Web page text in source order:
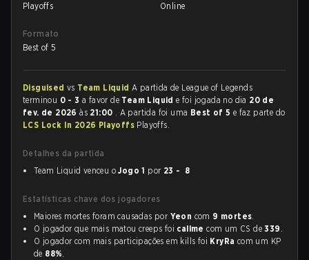
Playoffs
Online
Formato
Best of 5
Disguised vs Team LiquidA partida de League of Legends
terminou 0 - 3 a favor de Team Liquide foi jogada no dia 20 de
fev. de 2026às 21:00 . A partida foi uma Best of 5 e faz parte do
LCS Lock In 2026 Playoffs Playoffs.
Detalhes da partida
Team Liquid venceu oJogo 1 por 23 - 8
Estatísticas chave dos jogadores
Maiores mortes foram causadas por Yeon com 9 mortes.
O jogador que mais matou creeps foi callme com um CS de339 .
O jogador com mais participações em kills foi KryRa com um KP
de 88%.